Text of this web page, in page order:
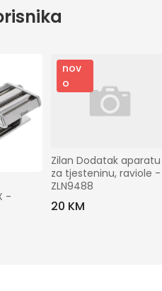
-
nov
o
Zilan Dodatak aparatu
za tjesteninu, raviole -
ZLN9488
20 KM